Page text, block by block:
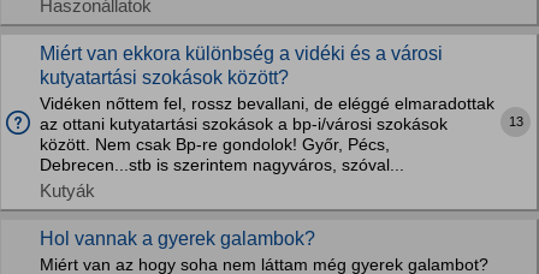
Haszonállatok
Miért van ekkora különbség a vidéki és a városi
kutyatartási szokások között?
Vidéken nőttem fel, rossz bevallani, de eléggé elmaradottak
az ottani kutyatartási szokások a bp-i/városi szokások
között. Nem csak Bp-re gondolok! Győr, Pécs,
Debrecen...stb is szerintem nagyváros, szóval...
Kutyák
13
Hol vannak a gyerek galambok?
Miért van az hogy soha nem láttam még gyerek galambot?